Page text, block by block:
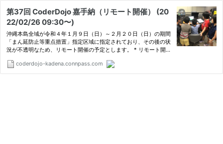
第37回 CoderDojo 嘉手納（リモート開催） (20
22/02/26 09:30〜)
沖縄本島全域が令和４年１月９日（日）～２月２０日（日）の期間
「まん延防止等重点措置」指定区域に指定されており、その後の状
況が不透明なため、リモート開催の予定とします。 * リモート開催
ル、サインアップの準備をお願いします。 * zoomの接続情報は…
coderdojo-kadena.connpass.com